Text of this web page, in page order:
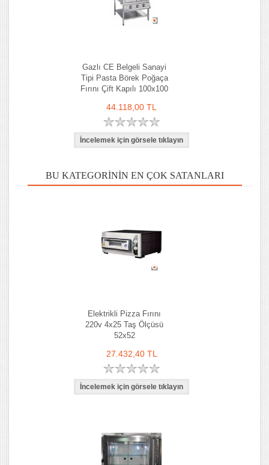
Gazlı CE Belgeli Sanayi
Tipi Pasta Börek Poğaça
Fırını Çift Kapılı 100x100
44.118,00 TL
BU KATEGORININ EN ÇOK SATANLARI
Elektrikli Pizza Fırını
220v 4x25 Taş Ölçüsü
52x52
27.432,40 TL